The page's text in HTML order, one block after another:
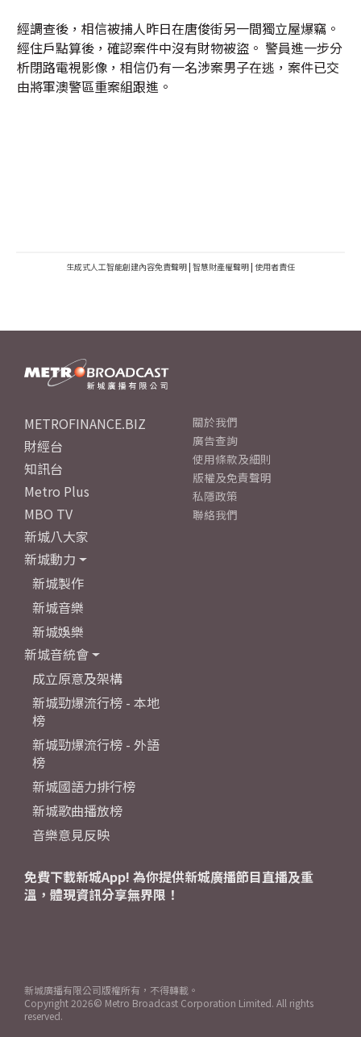
經調查後，相信被捕人昨日在唐俊街另一間獨立屋爆竊。
經住戶點算後，確認案件中沒有財物被盜。 警員進一步分
析閉路電視影像，相信仍有一名涉案男子在逃，案件已交
由將軍澳警區重案組跟進。
生成式人工智能創建內容免責聲明 | 智慧財產權聲明 | 使用者責任
METROFINANCE.BIZ
財經台
知訊台
Metro Plus
MBO TV
新城八大家
新城動力
新城製作
新城音樂
新城娛樂
新城音統會
成立原意及架構
新城勁爆流行榜 - 本地
榜
新城勁爆流行榜 - 外語
榜
新城國語力排行榜
新城歌曲播放榜
音樂意見反映
關於我們
廣告查詢
使用條款及細則
版權及免責聲明
私隱政策
聯絡我們
免費下載新城App! 為你提供新城廣播節目直播及重
溫，體現資訊分享無界限！
新城廣播有限公司版權所有，不得轉載。
Copyright 2026© Metro Broadcast Corporation Limited. All rights
reserved.